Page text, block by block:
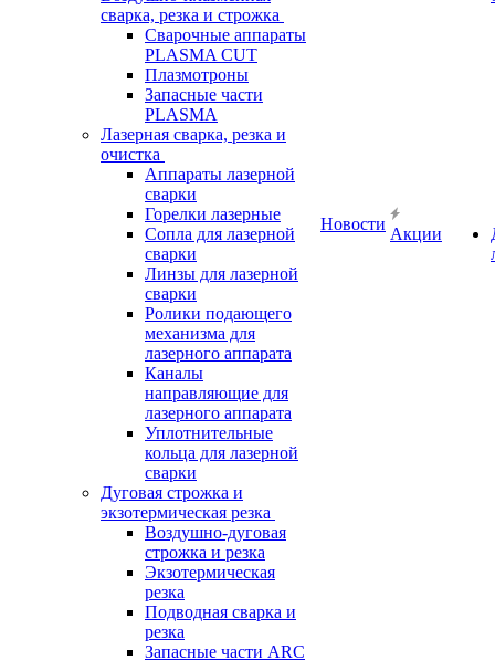
сварка, резка и строжка
Сварочные аппараты
PLASMA CUT
Плазмотроны
Запасные части
PLASMA
Лазерная сварка, резка и
очистка
Аппараты лазерной
сварки
Горелки лазерные
Сопла для лазерной
сварки
Линзы для лазерной
сварки
Ролики подающего
механизма для
лазерного аппарата
Каналы
направляющие для
лазерного аппарата
Уплотнительные
кольца для лазерной
сварки
Дуговая строжка и
экзотермическая резка
Воздушно-дуговая
строжка и резка
Экзотермическая
резка
Подводная сварка и
резка
Запасные части ARC
Новости
Акции